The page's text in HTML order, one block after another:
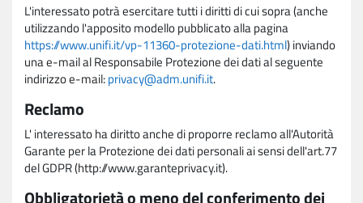
L'interessato potrà esercitare tutti i diritti di cui sopra (anche
utilizzando l'apposito modello pubblicato alla pagina
https://www.unifi.it/vp-11360-protezione-dati.html) inviando
una e-mail al Responsabile Protezione dei dati al seguente
indirizzo e-mail:privacy@adm.unifi.it.
Reclamo
L' interessato ha diritto anche di proporre reclamo all'Autorità
Garante per la Protezione dei dati personali ai sensi dell'art.77
del GDPR (http://www.garanteprivacy.it).
Obbligatorietà o meno del conferimento dei